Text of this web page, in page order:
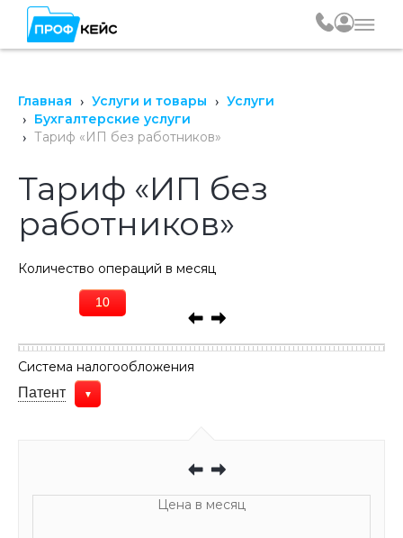
Главная Услуги и товары
Услуги
Бухгалтерские услуги
Тариф «ИП без работников»
Тариф «ИП без
работников»
Количество операций в месяц
10
Система налогообложения
Патент
Цена в месяц